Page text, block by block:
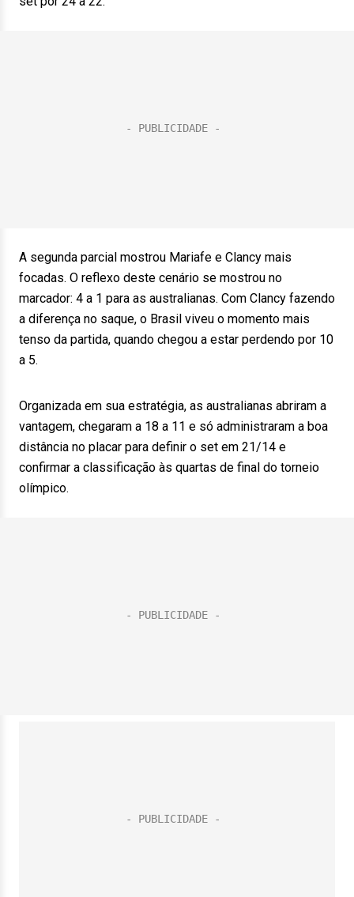
A segunda parcial mostrou Mariafe e Clancy mais
focadas. O reflexo deste cenário se mostrou no
marcador: 4 a 1 para as australianas. Com Clancy fazendo
a diferença no saque, o Brasil viveu o momento mais
tenso da partida, quando chegou a estar perdendo por 10
a 5.
Organizada em sua estratégia, as australianas abriram a
vantagem, chegaram a 18 a 11 e só administraram a boa
distância no placar para definir o set em 21/14 e
confirmar a classificação às quartas de final do torneio
olímpico.